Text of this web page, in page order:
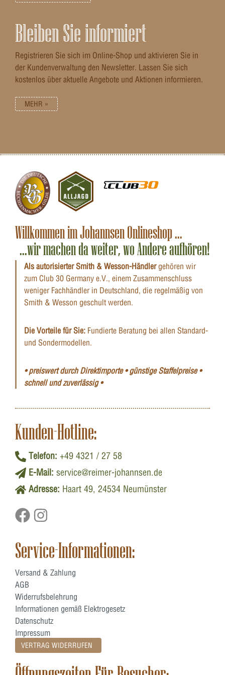
Bleiben Sie informiert
Registrieren Sie sich im Online-Shop und aktivieren Sie in
der Kundenverwaltung den Newsletter. Lassen Sie sich
kostenlos über aktuelle Angebote und Aktionen informieren.
MEHR »
Willkommen im Johannsen Onlineshop ...
...wir machen da weiter, wo Andere aufhören!
Als autorisierter Smith & Wesson-Händlergehören wir
zum Club 30 Germany e.V., einem Zusammenschluss
weniger Fachhändler in Deutschland, die regelmäßig von
Smith & Wesson geschult werden.
Die Vorteile für Sie: Fundierte Beratung bei allen Standard-
und Sondermodellen.
• preiswert durch Direktimporte • günstige Staffelpreise •
schnell und zuverlässig •
Kunden-Hotline:
Telefon: +49 4321 / 27 58
E-Mail: service@reimer-johannsen.de
Adresse: Haart 49, 24534 Neumünster
Service-Informationen:
Versand & Zahlung
AGB
Widerrufsbelehrung
Informationen gemäß Elektrogesetz
Datenschutz
Impressum
VERTRAG WIDERRUFEN